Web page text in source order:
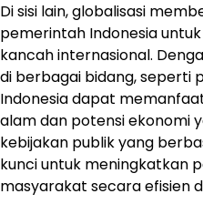
Di sisi lain, globalisasi
pemerintah Indonesia
kancah internasional.
di berbagai bidang, seperti
Indonesia dapat
alam dan potensi ekonomi
kebijakan publik yang
kunci untuk meningkatkan
masyarakat secara efisien